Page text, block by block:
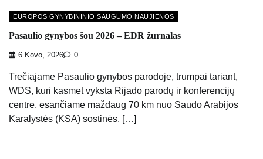
EUROPOS GYNYBININIO SAUGUMO NAUJIENOS
Pasaulio gynybos šou 2026 – EDR žurnalas
6 Kovo, 2026 0
Trečiajame Pasaulio gynybos parodoje, trumpai tariant,
WDS, kuri kasmet vyksta Rijado parodų ir konferencijų
centre, esančiame maždaug 70 km nuo Saudo Arabijos
Karalystės (KSA) sostinės, […]